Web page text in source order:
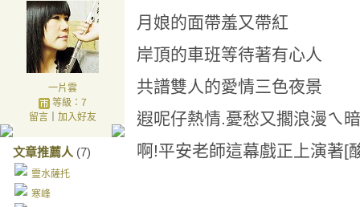
一片雲
等級：7
留言｜ 加入好友
文章推薦人 (7)
靈水薩托
寒峰
月娘的面帶羞又帶紅
岸頂的車班等待著有心人
共譜雙人的愛情三色夜景
遐呢仔熱情.憂愁又擱浪漫ㄟ
啊!平安老師這幕戲正上演著[